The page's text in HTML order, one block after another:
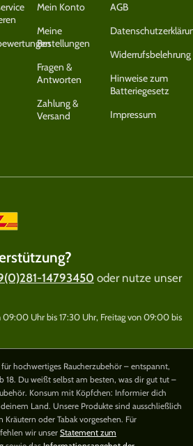
Mein Konto
Meine
Bestellungen
Fragen &
Antworten
Zahlung &
Versand
AGB
Widerrufsbelehrung
Hinweise zum
Batteriegesetz
Impressum
14793450 oder nutze unser
09:00 Uhr bis 17:30 Uhr, Freitag von 09:00 bis
hochwertiges Raucherzubehör – entspannt,
18. Du weißt selbst am besten, was dir gut tut –
Konsum mit Köpfchen: Informier dich
Land. Unsere Produkte sind ausschließlich
oder Tabak vorgesehen. Für
wir unserStatement zum